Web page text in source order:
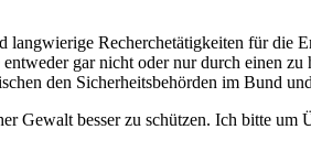
Recherchetätigkeiten für die
gar nicht oder nur durch einen
den Sicherheitsbehörden im Bund
Gewalt besser zu schützen. Ich bitte um